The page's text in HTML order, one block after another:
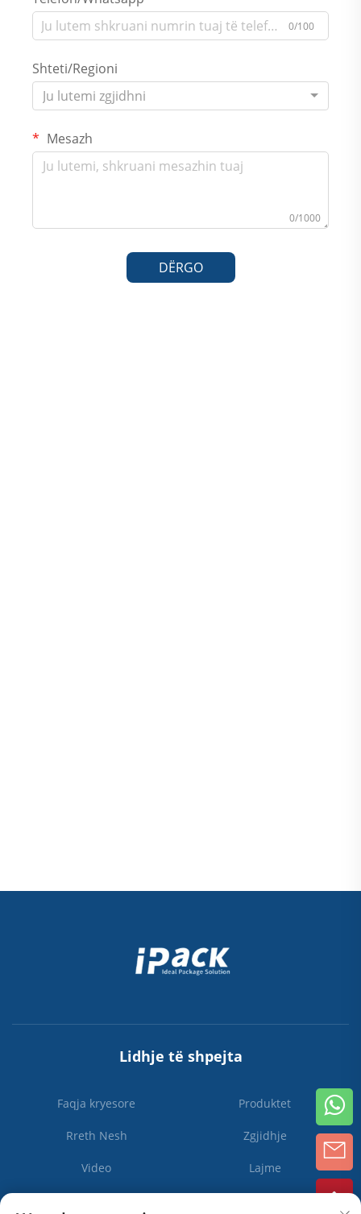
0/100
Shteti/Regioni
Ju lutemi zgjidhni
Mesazh
0/1000
DËRGO
Lidhje të shpejta
Faqja kryesore Produktet
Rreth Nesh Zgjidhje
Video Lajme